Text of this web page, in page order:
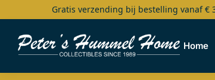
Gratis verzending bij bestelling vanaf €
Home
Search